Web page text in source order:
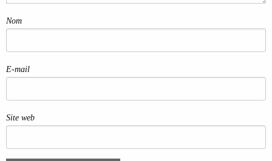
Nom
E-mail
Site web